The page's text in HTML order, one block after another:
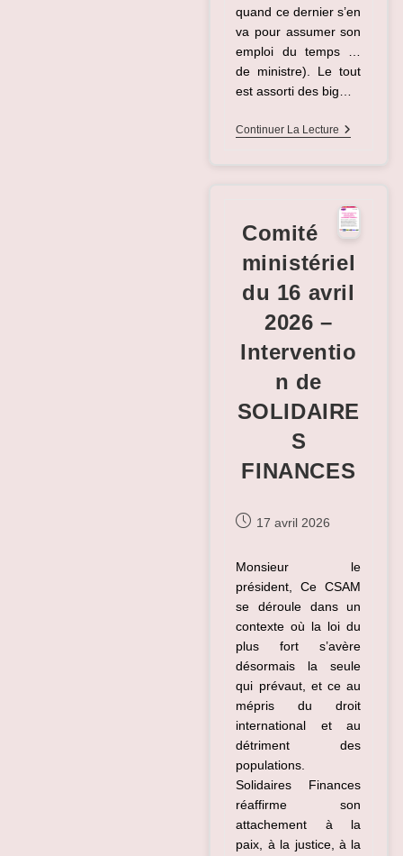
quand ce dernier s’en
va pour assumer son
emploi du temps …
de ministre). Le tout
est assorti des big…
Continuer La Lecture Quoi
(CSAM
Du
Avril)
Comité
ministériel
du 16 avril
2026 –
Interventio
n de
SOLIDAIRE
S
FINANCES
Publication
17 avril 2026
Monsieur le
président, Ce CSAM
se déroule dans un
contexte où la loi du
plus fort s’avère
désormais la seule
qui prévaut, et ce au
mépris du droit
international et au
détriment des
populations.
Solidaires Finances
réaffirme son
attachement à la
paix, à la justice, à la